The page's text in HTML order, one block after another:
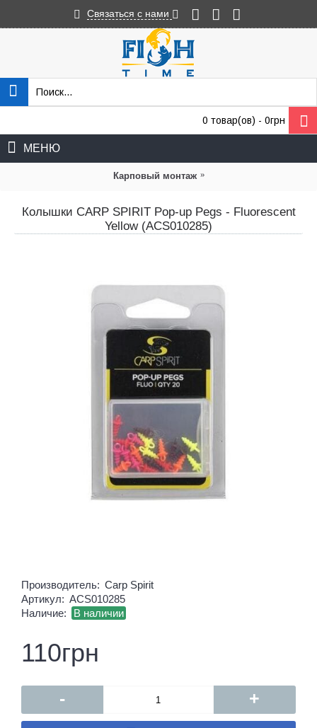
Связаться с нами
0 товар(ов) - 0грн
МЕНЮ
Карповый монтаж
Колышки CARP SPIRIT Pop-up Pegs - Fluorescent
Yellow (ACS010285)
Производитель: Carp Spirit
Артикул: ACS010285
Наличие:
В наличии
110грн
- +